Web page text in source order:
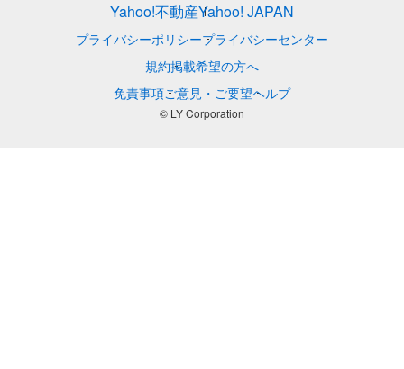
Yahoo!不動産Yahoo! JAPAN
プライバシーポリシープライバシーセンター
規約掲載希望の方へ
免責事項ご意見・ご要望ヘルプ
© LY Corporation